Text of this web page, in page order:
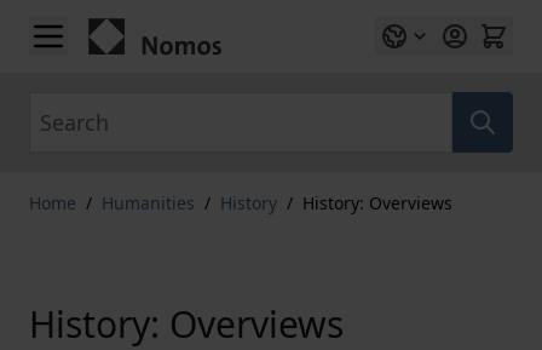
Skip to Content
Home / Humanities / History / History: Overviews
History: Overviews